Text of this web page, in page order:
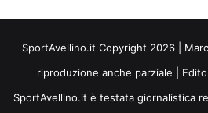
SportAvellino.it Copyright 2026 |
riproduzione anche parziale |
SportAvellino.it è testata giornalistica